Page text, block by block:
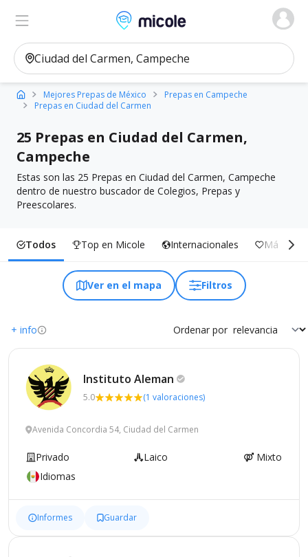
Micole, buscador de colegios
Ver en el mapa
Mejores Prepas de México
Prepas en Campeche
Prepas en Ciudad del Carmen
25 Prepas en Ciudad del Carmen,
Campeche
Estas son las 25 Prepas en Ciudad del Carmen, Campeche
dentro de nuestro buscador de Colegios, Prepas y
Preescolares.
Todos Top en Micole Internacionales Más
Ver en el mapa Filtros
+ info Ordenar por
Instituto Aleman
5.0 (1 valoraciones)
Avenida Concordia 54, Ciudad del Carmen
Privado Laico
Mixto
Idiomas
Informes Guardar